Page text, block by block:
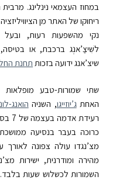
במחוז העצמאי נינלינג.
ריחוקו של האתר מן
נקי מהשפעות רעות,
לשִׁיצַ’אנְג ברכבת, או
שיצ’אנג ידועה בזכות תחנת
שתי שמורות-טבע
האחתג’יוזייגו, השניה הואנג-
כרוכה בעבר בנסיעה
מצ’נגדו עולה צפונה לאורך
מהירה ומודרנית, ישירות
השמורות לכשלוש שעות